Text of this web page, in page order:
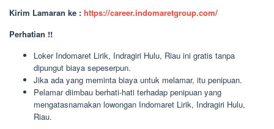
Kirim Lamaran ke : https://career.indomaretgroup.com/
Perhatian !!
Loker Indomaret Lirik, Indragiri Hulu, Riau ini gratis tanpa
dipungut biaya sepeserpun.
Jika ada yang meminta biaya untuk melamar, itu penipuan.
Pelamar diimbau berhati-hati terhadap penipuan yang
mengatasnamakan lowongan Indomaret Lirik, Indragiri Hulu,
Riau.